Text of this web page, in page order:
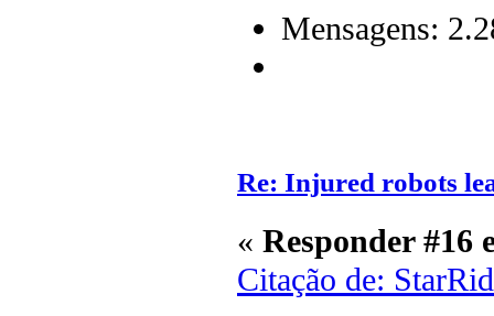
Mensagens:
Re: Injured robots
« Responder #16
Citação de: